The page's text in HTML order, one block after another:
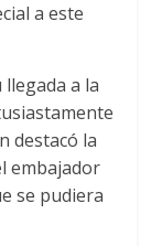
a este
a la
destacó la
embajador
se pudiera